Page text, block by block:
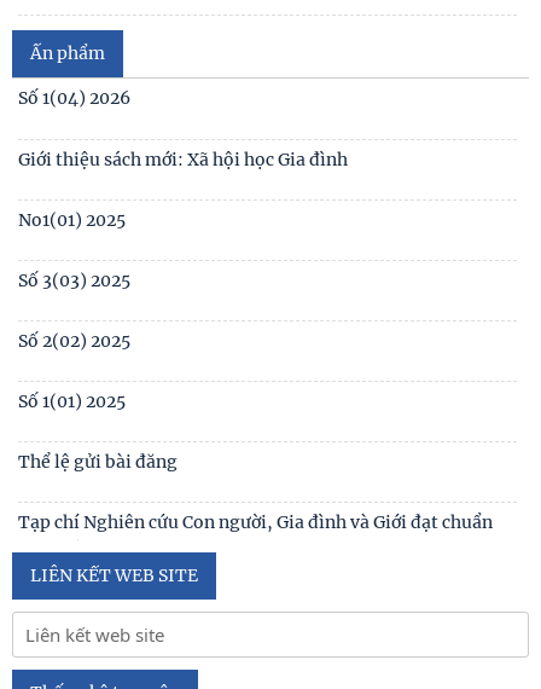
Mục lục Tạp chí Nghiên cứu Con người số 2(131) năm 2024
Mục lục Tạp chí Nghiên cứu Con người số 1(130) năm 2024
Table of contents Human Studies Journal No. 5 (128) (2023)
Ấn phẩm
Số 1(04) 2026
Giới thiệu sách mới: Xã hội học Gia đình
No1(01) 2025
Số 3(03) 2025
Số 2(02) 2025
Số 1(01) 2025
Thể lệ gửi bài đăng
Tạp chí Nghiên cứu Con người, Gia đình và Giới đạt chuẩn
Tạp chí khoa học Việt Nam năm 2026
Số 1 -2026
Nội hàm của quyền con người được sống trong môi trường
trong lành, bền vững (Lê Hồng Hạnh
LIÊN KẾT WEB SITE